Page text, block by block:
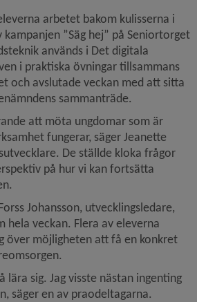
arbetet bakom kulisserna i
”Säg hej” på Seniortorget
används i Det digitala
i praktiska övningar tillsammans
och avslutade veckan med att sitta
sammanträde.
att möta ungdomar som är
fungerar, säger Jeanette
De ställde kloka frågor
på hur vi kan fortsätta
Johansson, utvecklingsledare,
hela veckan. Flera av eleverna
över möjligheten att få en konkret
lära sig. Jag visste nästan ingenting
säger en av praodeltagarna.